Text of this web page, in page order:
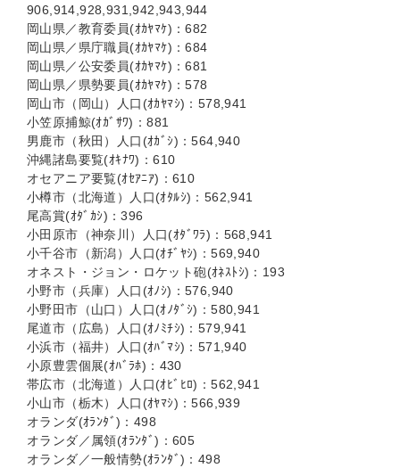
906,914,928,931,942,943,944
岡山県／教育委員(ｵｶﾔﾏｹ)：682
岡山県／県庁職員(ｵｶﾔﾏｹ)：684
岡山県／公安委員(ｵｶﾔﾏｹ)：681
岡山県／県勢要員(ｵｶﾔﾏｹ)：578
岡山市（岡山）人口(ｵｶﾔﾏｼ)：578,941
小笠原捕鯨(ｵｶﾞｻﾜ)：881
男鹿市（秋田）人口(ｵｶﾞｼ)：564,940
沖縄諸島要覧(ｵｷﾅﾜ)：610
オセアニア要覧(ｵｾｱﾆｱ)：610
小樽市（北海道）人口(ｵﾀﾙｼ)：562,941
尾高賞(ｵﾀﾞｶｼ)：396
小田原市（神奈川）人口(ｵﾀﾞﾜﾗ)：568,941
小千谷市（新潟）人口(ｵﾁﾞﾔｼ)：569,940
オネスト・ジョン・ロケット砲(ｵﾈｽﾄｼ)：193
小野市（兵庫）人口(ｵﾉｼ)：576,940
小野田市（山口）人口(ｵﾉﾀﾞｼ)：580,941
尾道市（広島）人口(ｵﾉﾐﾁｼ)：579,941
小浜市（福井）人口(ｵﾊﾞﾏｼ)：571,940
小原豊雲個展(ｵﾊﾞﾗﾎ)：430
帯広市（北海道）人口(ｵﾋﾞﾋﾛ)：562,941
小山市（栃木）人口(ｵﾔﾏｼ)：566,939
オランダ(ｵﾗﾝﾀﾞ)：498
オランダ／属領(ｵﾗﾝﾀﾞ)：605
オランダ／一般情勢(ｵﾗﾝﾀﾞ)：498